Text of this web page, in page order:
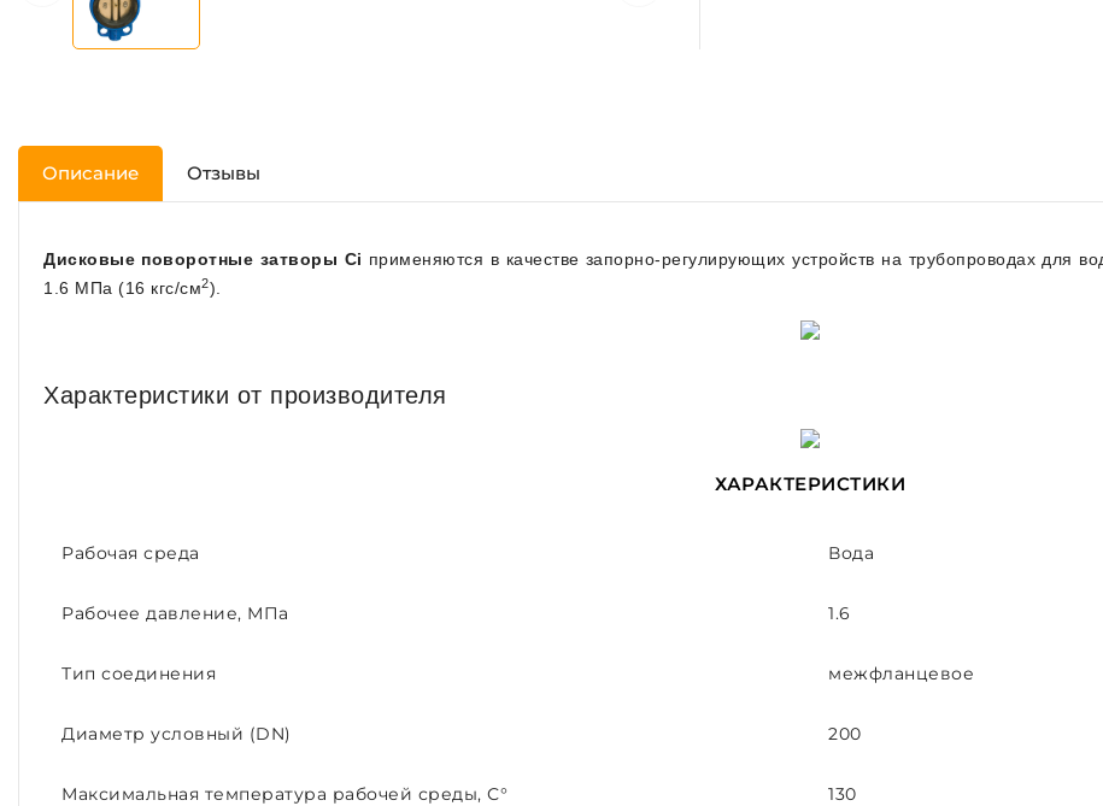
Описание Отзывы
Дисковые поворотные затворы Ci применяются в качестве запорно-регулирующих устройств на трубопроводах для
1.6 МПа (16 кгс/см2).
Характеристики от производителя
ХАРАКТЕРИСТИКИ
Рабочая среда Вода
Рабочее давление, МПа 1.6
Тип соединения межфланцевое
Диаметр условный (DN) 200
Максимальная температура рабочей среды, С° 130